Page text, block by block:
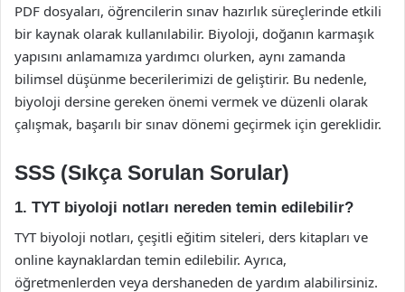
PDF dosyaları, öğrencilerin sınav hazırlık süreçlerinde etkili
bir kaynak olarak kullanılabilir. Biyoloji, doğanın karmaşık
yapısını anlamamıza yardımcı olurken, aynı zamanda
bilimsel düşünme becerilerimizi de geliştirir. Bu nedenle,
biyoloji dersine gereken önemi vermek ve düzenli olarak
çalışmak, başarılı bir sınav dönemi geçirmek için gereklidir.
SSS (Sıkça Sorulan Sorular)
1. TYT biyoloji notları nereden temin edilebilir?
TYT biyoloji notları, çeşitli eğitim siteleri, ders kitapları ve
online kaynaklardan temin edilebilir. Ayrıca,
öğretmenlerden veya dershaneden de yardım alabilirsiniz.